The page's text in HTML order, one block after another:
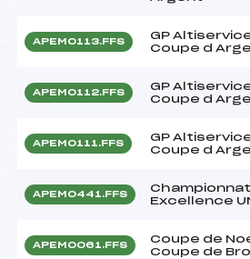
APEM0113.FFS
GP
Coupe d
APEM0112.FFS
GP
Coupe d
APEM0111.FFS
GP
Coupe d
APEM0441.FFS
Excellence
APEM0061.FFS
Coupe de
Coupe de